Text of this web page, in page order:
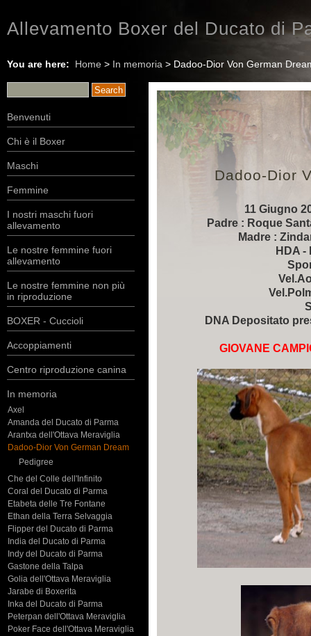
Allevamento Boxer del Ducato di
You are here: Home > In memoria > Dadoo-Dior Von German
Benvenuti
Chi è il Boxer
Maschi
Femmine
I nostri maschi fuori
allevamento
Le nostre femmine fuori
allevamento
Le nostre femmine non più
in riproduzione
BOXER - Cuccioli
Accoppiamenti
Centro riproduzione canina
In memoria
Axel
Amanda del Ducato di Parma
Arantxa dell'Ottava Meraviglia
Dadoo-Dior Von German Dream
Pedigree
Che del Colle dell'Infinito
Coral del Ducato di Parma
Etabeta delle Tre Fontane
Ethan della Terra Selvaggia
Flipper del Ducato di Parma
India del Ducato di Parma
Indy del Ducato di Parma
Gastone della Talpa
Golia dell'Ottava Meraviglia
Jarabe di Boxerita
Inka del Ducato di Parma
Peterpan dell'Ottava Meraviglia
Poker Face dell'Ottava Meraviglia
Dadoo-Dior
11 Giugno
Padre : Roque
Madre :
HDA -
DNA Depositato
GIOVANE